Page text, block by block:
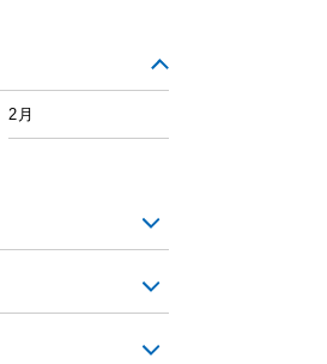
2月